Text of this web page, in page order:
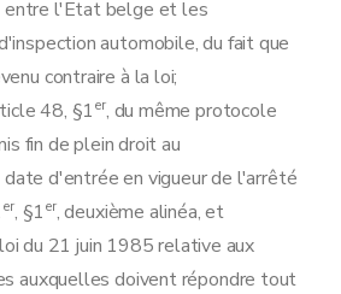
entre l'Etat belge et les
automobile, du fait que
contraire à la loi;
48, §1er, du même protocole
fin de plein droit au
d'entrée en vigueur de l'arrêté
er, §1er, deuxième alinéa, et
du 21 juin 1985 relative aux
auxquelles doivent répondre tout